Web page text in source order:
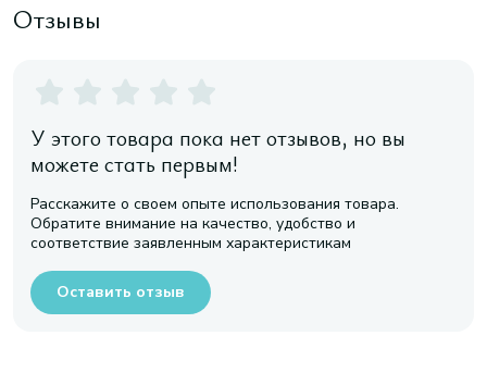
Отзывы
У этого товара пока нет отзывов, но вы
можете стать первым!
Расскажите о своем опыте использования товара.
Обратите внимание на качество, удобство и
соответствие заявленным характеристикам
Оставить отзыв